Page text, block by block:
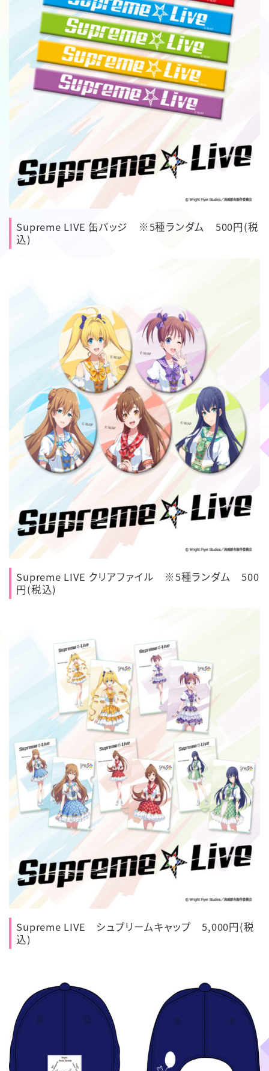
Supreme LIVE 缶バッジ ※5種ランダム 500円(税
込)
Supreme LIVE クリアファイル ※5種ランダム 500
円(税込)
Supreme LIVE シュプリームキャップ 5,000円(税
込)